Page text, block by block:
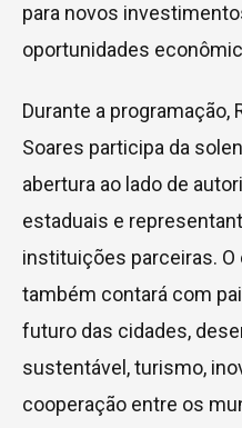
para novos
oportunidades
Durante a programação,
Soares participa da
abertura ao lado de
estaduais e
instituições parceiras. O
também contará com
futuro das cidades,
sustentável, turismo,
cooperação entre os